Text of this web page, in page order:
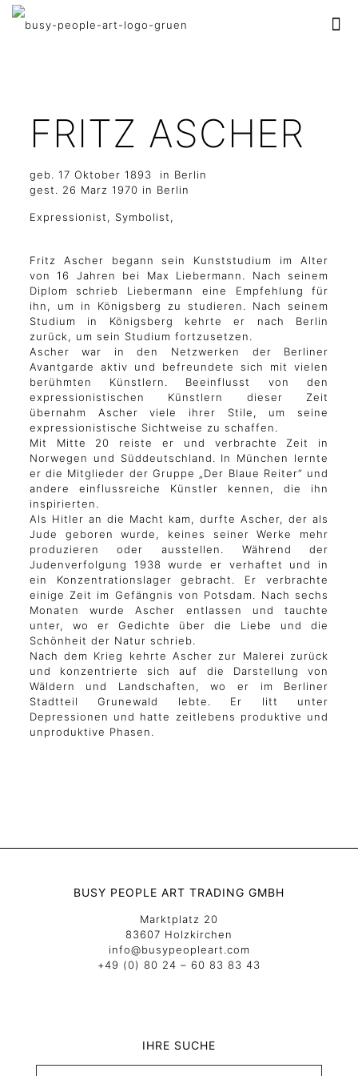
FRITZ ASCHER
geb. 17 Oktober 1893 in Berlin
gest. 26 Marz 1970 in Berlin
Expressionist, Symbolist,
Fritz Ascher begann sein Kunststudium im Alter
von 16 Jahren bei Max Liebermann. Nach seinem
Diplom schrieb Liebermann eine Empfehlung für
ihn, um in Königsberg zu studieren. Nach seinem
Studium in Königsberg kehrte er nach Berlin
zurück, um sein Studium fortzusetzen.
Ascher war in den Netzwerken der Berliner
Avantgarde aktiv und befreundete sich mit vielen
berühmten Künstlern. Beeinflusst von den
expressionistischen Künstlern dieser Zeit
übernahm Ascher viele ihrer Stile, um seine
expressionistische Sichtweise zu schaffen.
Mit Mitte 20 reiste er und verbrachte Zeit in
Norwegen und Süddeutschland. In München lernte
er die Mitglieder der Gruppe „Der Blaue Reiter“ und
andere einflussreiche Künstler kennen, die ihn
inspirierten.
Als Hitler an die Macht kam, durfte Ascher, der als
Jude geboren wurde, keines seiner Werke mehr
produzieren oder ausstellen. Während der
Judenverfolgung 1938 wurde er verhaftet und in
ein Konzentrationslager gebracht. Er verbrachte
einige Zeit im Gefängnis von Potsdam. Nach sechs
Monaten wurde Ascher entlassen und tauchte
unter, wo er Gedichte über die Liebe und die
Schönheit der Natur schrieb.
Nach dem Krieg kehrte Ascher zur Malerei zurück
und konzentrierte sich auf die Darstellung von
Wäldern und Landschaften, wo er im Berliner
Stadtteil Grunewald lebte. Er litt unter
Depressionen und hatte zeitlebens produktive und
unproduktive Phasen.
BUSY PEOPLE ART TRADING GMBH
Marktplatz 20
83607 Holzkirchen
info@busypeopleart.com
+49 (0) 80 24 – 60 83 83 43
IHRE SUCHE